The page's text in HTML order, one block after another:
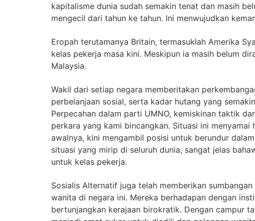
kapitalisme dunia sudah semakin tenat dan masih
mengecil dari tahun ke tahun. Ini menwujudkan
Eropah terutamanya Britain, termasuklah Amerika
kelas pekerja masa kini. Meskipun ia masih belum
Malaysia.
Wakil dari setiap negara memberitakan
perbelanjaan sosial, serta kadar hutang yang
Perpecahan dalam parti UMNO, kemiskinan taktik
perkara yang kami bincangkan. Situasi ini
awalnya, kini mengambil posisi untuk berundur
situasi yang mirip di seluruh dunia, sangat jelas
untuk kelas pekerja.
Sosialis Alternatif juga telah memberikan
wanita di negara ini. Mereka berhadapan dengan
bertunjangkan kerajaan birokratik. Dengan campur